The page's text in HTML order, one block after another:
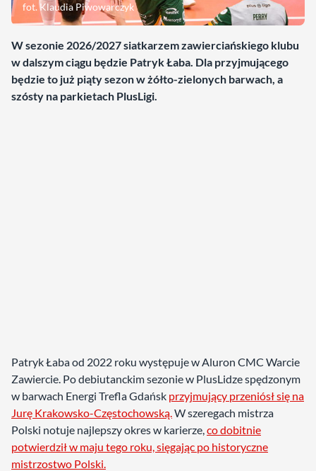
fot. Klaudia Piwowarczyk
W sezonie 2026/2027 siatkarzem zawierciańskiego klubu
w dalszym ciągu będzie Patryk Łaba. Dla przyjmującego
będzie to już piąty sezon w żółto-zielonych barwach, a
szósty na parkietach PlusLigi.
Patryk Łaba od 2022 roku występuje w Aluron CMC Warcie
Zawiercie. Po debiutanckim sezonie w PlusLidze spędzonym
w barwach Energi Trefla Gdańsk przyjmujący przeniósł się na
Jurę Krakowsko-Częstochowską.W szeregach mistrza
Polski notuje najlepszy okres w karierze,co dobitnie
potwierdził w maju tego roku, sięgając po historyczne
mistrzostwo Polski.